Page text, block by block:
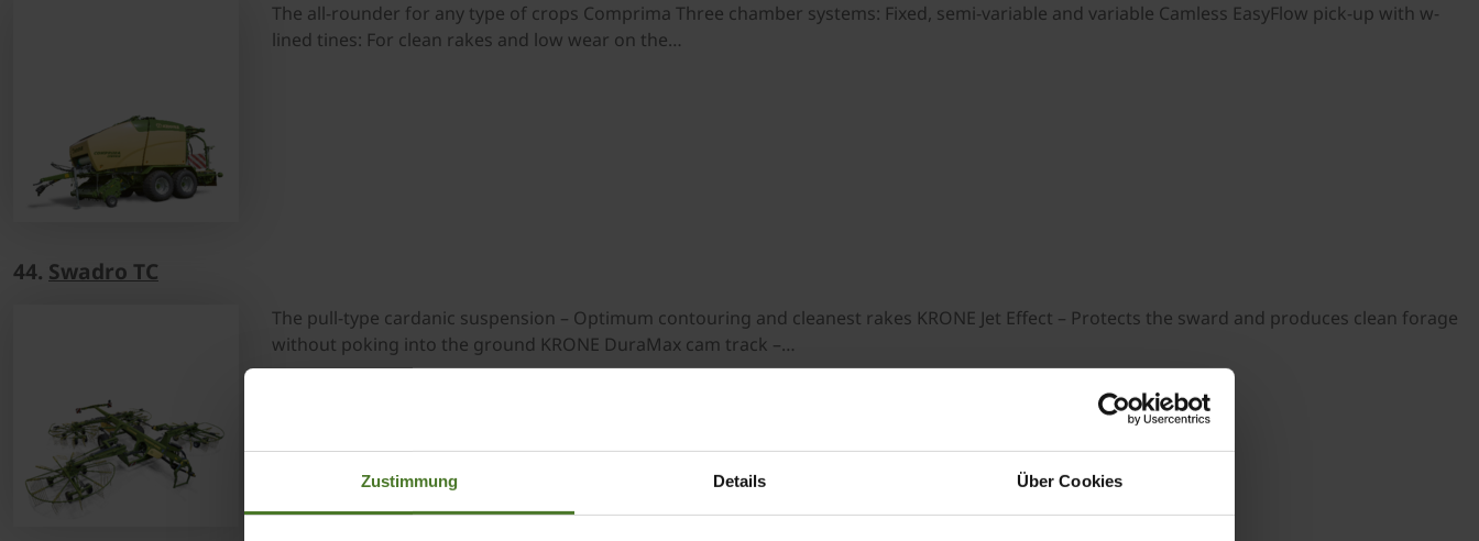
Zustimmung Details Über Cookies
The all-rounder for any type of crops Comprima Three chamber systems: Fixed, semi-variable and variable Camless EasyFlow pick-up with w-
lined tines: For clean rakes and low wear on the…
44. Swadro TC
The pull-type cardanic suspension – Optimum contouring and cleanest rakes KRONE Jet Effect – Protects the sward and produces clean forage
without poking into the ground KRONE DuraMax cam track –…